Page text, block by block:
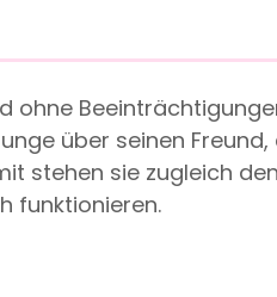
über seinen
stehen sie zugleich
funktionieren.